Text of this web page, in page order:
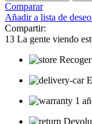
Comparar
Añadir a lista de
Compartir:
13 La gente viendo
1